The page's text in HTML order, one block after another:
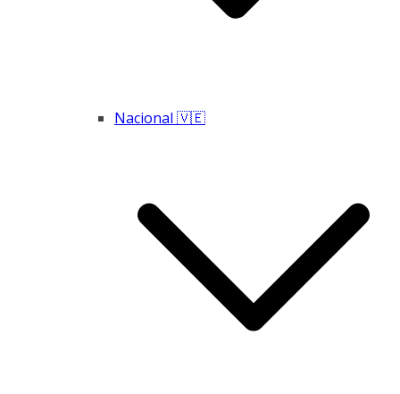
Nacional 🇻🇪